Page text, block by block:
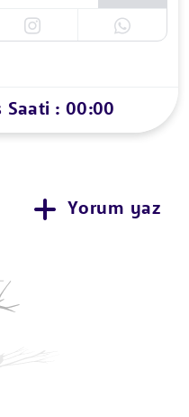
Saati : 00:00
Yorum yaz